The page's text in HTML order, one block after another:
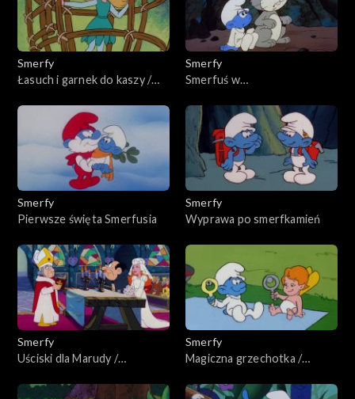
Smerfy
Łasuch i garnek do kaszy /
migowym
Smerfy
Smerfuś w
czarownica
Smerfy
Pierwsze święta Smerfusia
Smerfy
Wyprawa po smerfkamień
Smerfy
Uściski dla Marudy /
Smerfy
Magiczna grzechotka /
wielkie i smerfne